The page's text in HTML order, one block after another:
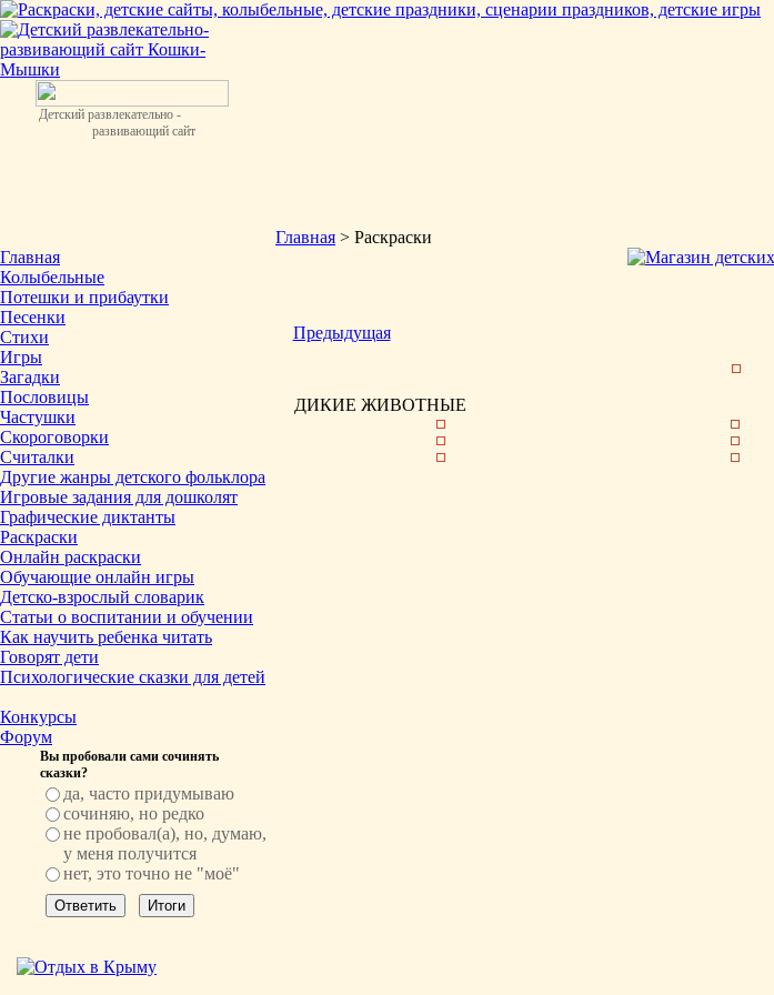
Детский развлекательно -
развивающий сайт
Главная
Колыбельные
Потешки и прибаутки
Песенки
Стихи
Игры
Загадки
Пословицы
Частушки
Скороговорки
Считалки
Другие жанры детского фольклора
Игровые задания для дошколят
Графические диктанты
Раскраски
Онлайн раскраски
Обучающие онлайн игры
Детско-взрослый словарик
Статьи о воспитании и обучении
Как научить ребенка читать
Говорят дети
Психологические сказки для детей
Конкурсы
Форум
Вы пробовали сами сочинять
сказки?
да, часто придумываю
сочиняю, но редко
не пробовал(а), но, думаю,
у меня получится
нет, это точно не "моё"
Главная > Раскраски
Предыдущая
ДИКИЕ ЖИВОТНЫЕ